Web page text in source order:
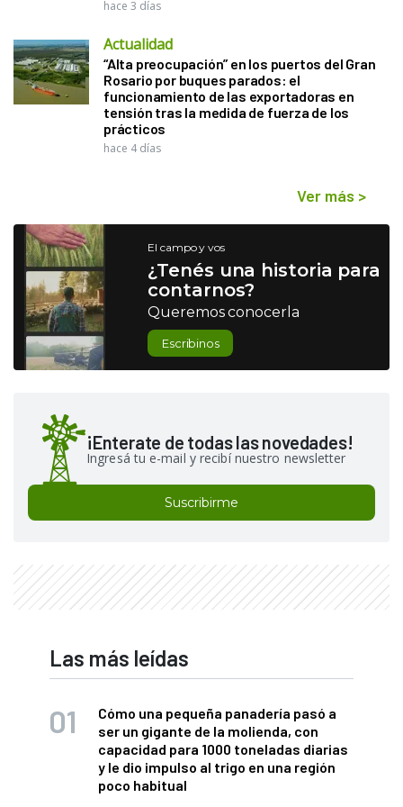
hace 3 días
Actualidad
“Alta preocupación” en los puertos del Gran
Rosario por buques parados: el
funcionamiento de las exportadoras en
tensión tras la medida de fuerza de los
prácticos
hace 4 días
Ver más >
El campo y vos
¿Tenés una historia para
contarnos?
Queremos conocerla
Escribinos
¡Enterate de todas las novedades!
Ingresá tu e-mail y recibí nuestro newsletter
Suscribirme
Las más leídas
Cómo una pequeña panadería pasó a
ser un gigante de la molienda, con
capacidad para 1000 toneladas diarias
y le dio impulso al trigo en una región
poco habitual